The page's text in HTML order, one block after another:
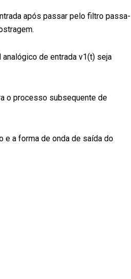
após passar pelo filtro passa-
de entrada v1(t) seja
o processo subsequente de
e a forma de onda de saída do